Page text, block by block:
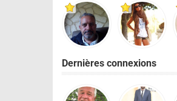
Dernières connexions